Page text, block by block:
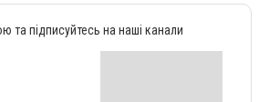
та підписуйтесь на наші канали